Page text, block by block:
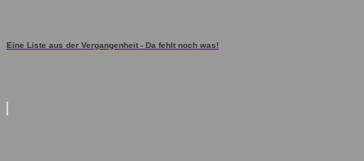
Eine Liste aus der Vergangenheit - Da fehlt noch was!